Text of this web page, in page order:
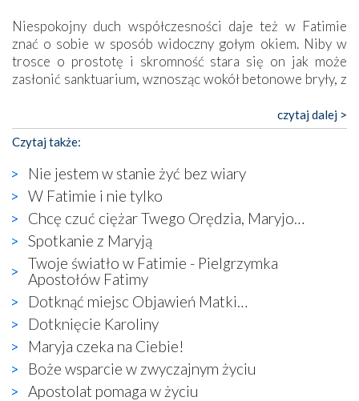
Niespokojny duch współczesności daje też w Fatimie
znać o sobie w sposób widoczny gołym okiem. Niby w
trosce o prostotę i skromność stara się on jak może
zasłonić sanktuarium, wznosząc wokół betonowe bryły, z
katolickiego kultu. Tylko co wspólnego z żywą,
autentyczną wiarą mogą mieć płaskie, szare bunkry albo
kaplice, w których Tabernakulum przypomina bardziej
skrzynkę na narzędzia? Albo co powiedzieć o ustawionym
tuż przy nowej bazylice wielkim krzyżu, na którym
zamiast Chrystusa umieszczono dziwaczną postać jakby
wyjętą ze starożytnych hieroglifów? W kulturowym
kontekście naszych czasów to raczej karykatura niż godny
wizerunek Zbawiciela…
Zatem nawet w bezpośrednim otoczeniu sanktuarium
naocznie przekonaliśmy się, że wewnątrz Kościoła toczy
się ogromna walka o kształt katolicyzmu i o serca
wierzących. Do czego to zmaganie może prowadzić,
widzieliśmy w urokliwym, niewielkim mieście Obidos,
gdzie w miejscu dawnego kościoła działa dzisiaj…
księgarnia.
czytaj dalej >
Czytaj także:
Nie jestem w stanie żyć bez wiary
W Fatimie i nie tylko
Chcę czuć ciężar Twego Orędzia, Maryjo…
Spotkanie z Maryją
Twoje światło w Fatimie - Pielgrzymka
Apostołów Fatimy
Dotknąć miejsc Objawień Matki…
Dotknięcie Karoliny
Maryja czeka na Ciebie!
Boże wsparcie w zwyczajnym życiu
Apostolat pomaga w życiu